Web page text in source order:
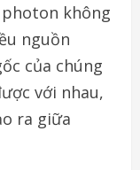
không
nguồn
của chúng
với nhau,
ra giữa